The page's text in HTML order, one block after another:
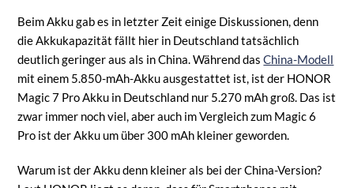
Beim Akku gab es in letzter Zeit einige Diskussionen, denn
die Akkukapazität fällt hier in Deutschland tatsächlich
deutlich geringer aus als in China. Während dasChina-Modell
mit einem 5.850-mAh-Akku ausgestattet ist, ist der HONOR
Magic 7 Pro Akku in Deutschland nur 5.270 mAh groß. Das ist
zwar immer noch viel, aber auch im Vergleich zum Magic 6
Pro ist der Akku um über 300 mAh kleiner geworden.
Warum ist der Akku denn kleiner als bei der China-Version?